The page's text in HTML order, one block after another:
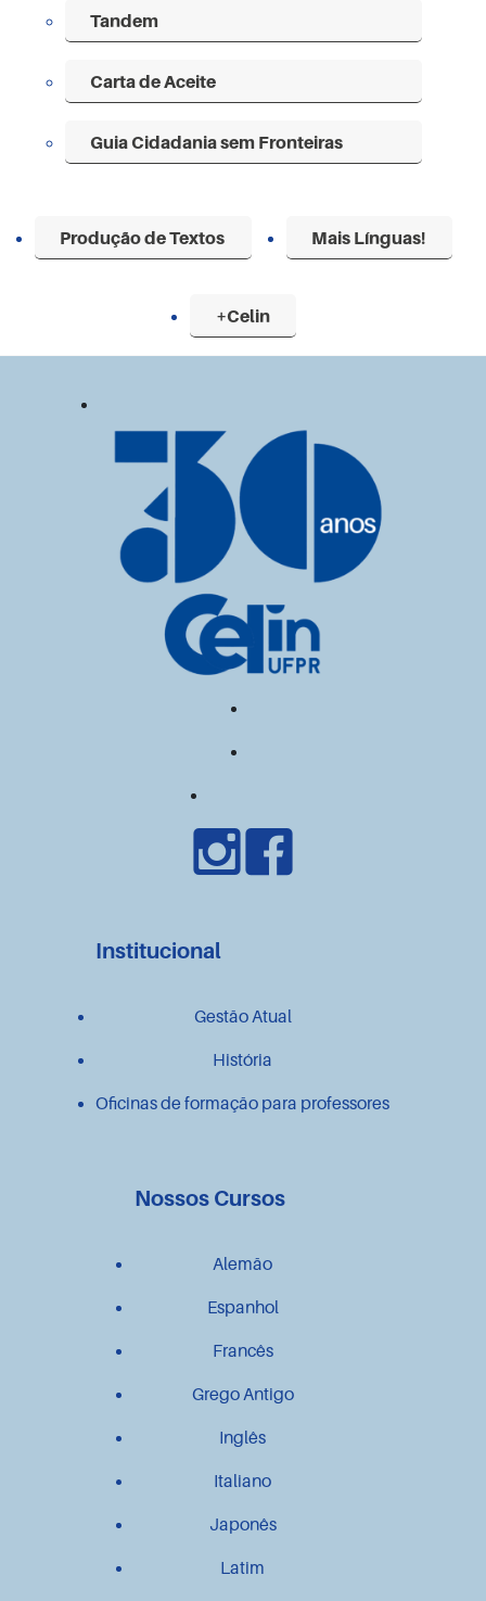
Tandem
Carta de Aceite
Guia Cidadania sem Fronteiras
Produção de Textos Mais Línguas!
+Celin
Institucional
Gestão Atual
História
Oficinas de formação para professores
Nossos Cursos
Alemão
Espanhol
Francês
Grego Antigo
Inglês
Italiano
Japonês
Latim